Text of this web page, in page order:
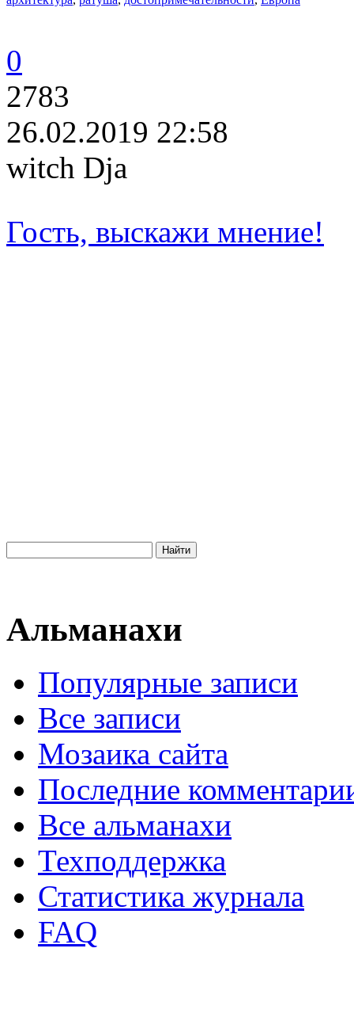
0
2783
26.02.2019 22:58
witch Dja
Гость, выскажи мнение!
Альманахи
Популярные записи
Все записи
Мозаика сайта
Последние
Все альманахи
Техподдержка
Статистика журнала
FAQ